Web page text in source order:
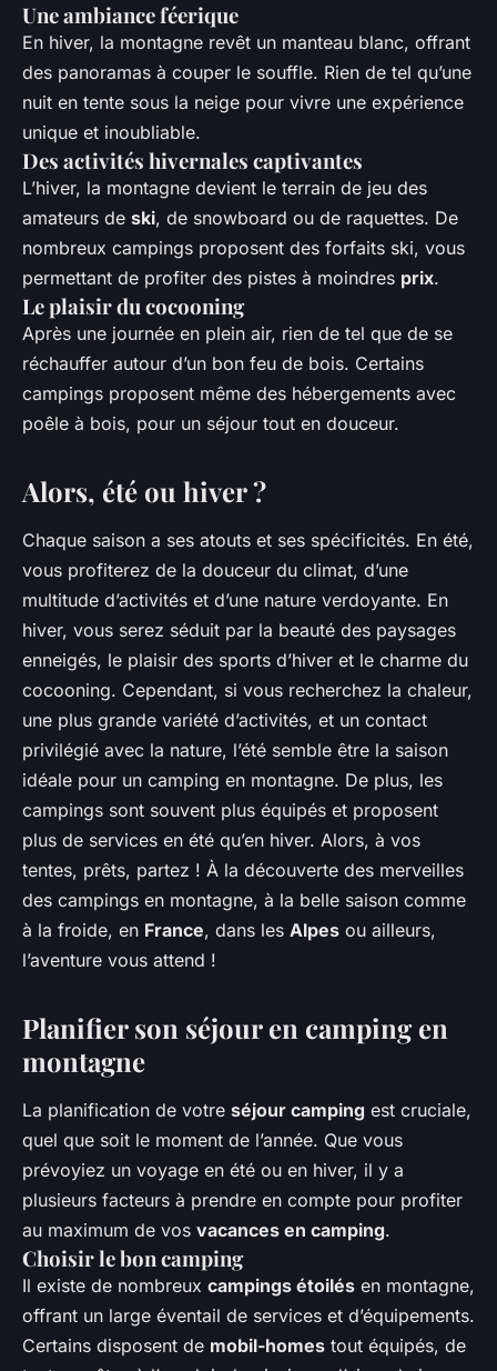
Une ambiance féerique
En hiver, la montagne revêt un manteau blanc, offrant
des panoramas à couper le souffle. Rien de tel qu’une
nuit en tente sous la neige pour vivre une expérience
unique et inoubliable.
Des activités hivernales captivantes
L’hiver, la montagne devient le terrain de jeu des
amateurs de ski, de snowboard ou de raquettes. De
nombreux campings proposent des forfaits ski, vous
permettant de profiter des pistes à moindres prix.
Le plaisir du cocooning
Après une journée en plein air, rien de tel que de se
réchauffer autour d’un bon feu de bois. Certains
campings proposent même des hébergements avec
poêle à bois, pour un séjour tout en douceur.
Alors, été ou hiver ?
Chaque saison a ses atouts et ses spécificités. En été,
vous profiterez de la douceur du climat, d’une
multitude d’activités et d’une nature verdoyante. En
hiver, vous serez séduit par la beauté des paysages
enneigés, le plaisir des sports d’hiver et le charme du
cocooning. Cependant, si vous recherchez la chaleur,
une plus grande variété d’activités, et un contact
privilégié avec la nature, l’été semble être la saison
idéale pour un camping en montagne. De plus, les
campings sont souvent plus équipés et proposent
plus de services en été qu’en hiver. Alors, à vos
tentes, prêts, partez ! À la découverte des merveilles
des campings en montagne, à la belle saison comme
à la froide, en France, dans les Alpes ou ailleurs,
l’aventure vous attend !
Planifier son séjour en camping en
montagne
La planification de votre séjour camping est cruciale,
quel que soit le moment de l’année. Que vous
prévoyiez un voyage en été ou en hiver, il y a
plusieurs facteurs à prendre en compte pour profiter
au maximum de vos vacances en camping.
Choisir le bon camping
Il existe de nombreux campings étoilés en montagne,
offrant un large éventail de services et d’équipements.
Certains disposent de mobil-homes tout équipés, de